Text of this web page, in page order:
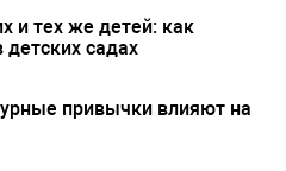
и тех же детей: как
детских садах
привычки влияют на